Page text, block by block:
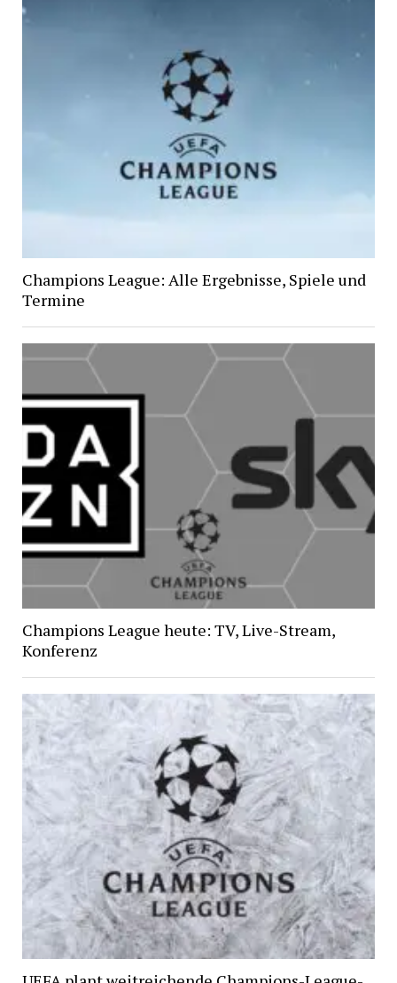
Champions League: Alle Ergebnisse, Spiele und
Termine
Champions League heute: TV, Live-Stream,
Konferenz